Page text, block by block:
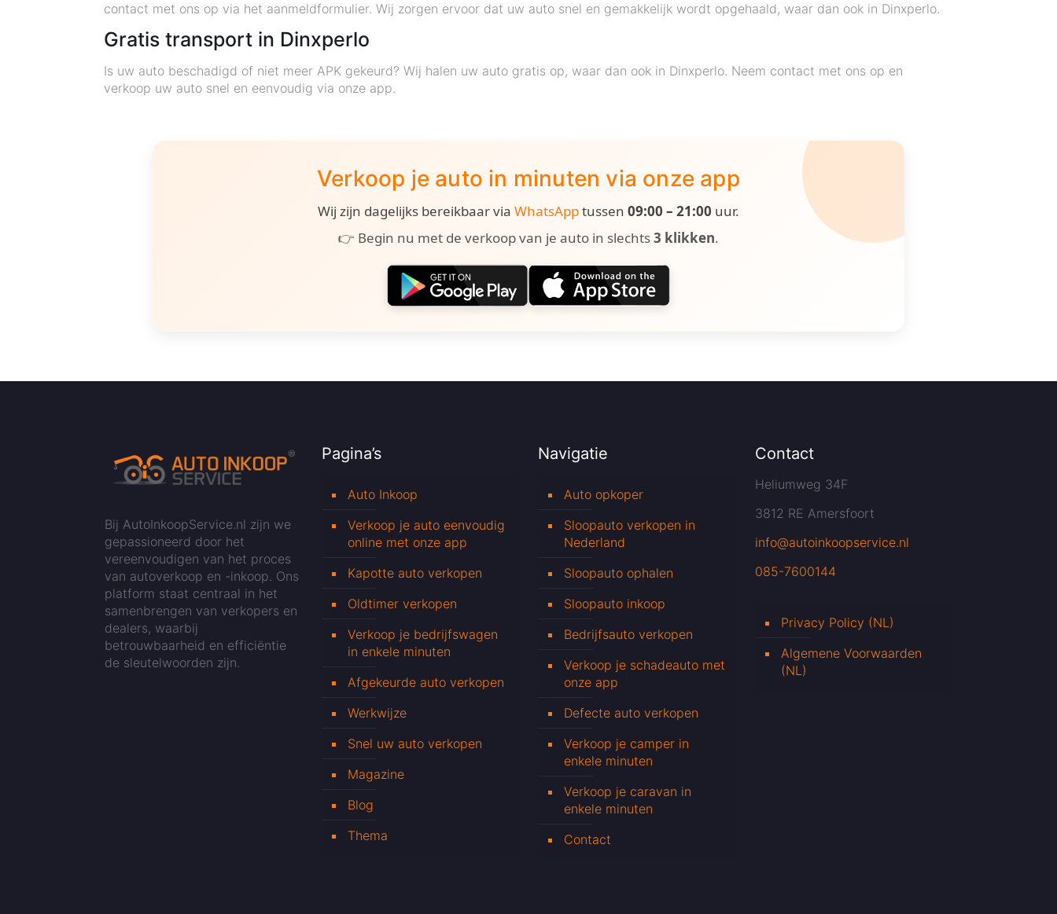
contact met ons op via het aanmeldformulier. Wij zorgen ervoor dat uw auto snel en gemakkelijk wordt opgehaald, waar dan ook in Dinxperlo.
Gratis transport in Dinxperlo
Is uw auto beschadigd of niet meer APK gekeurd? Wij halen uw auto gratis op, waar dan ook in Dinxperlo. Neem contact met ons op en
verkoop uw auto snel en eenvoudig via onze app.
Verkoop je auto in minuten via onze app
Wij zijn dagelijks bereikbaar via WhatsApptussen 09:00 – 21:00 uur.
👉 Begin nu met de verkoop van je auto in slechts3 klikken.
Bij AutoInkoopService.nl zijn we
gepassioneerd door het
vereenvoudigen van het proces
van autoverkoop en -inkoop. Ons
platform staat centraal in het
samenbrengen van verkopers en
dealers, waarbij
betrouwbaarheid en efficiëntie
de sleutelwoorden zijn.
Pagina’s
Auto Inkoop
Verkoop je auto eenvoudig
online met onze app
Kapotte auto verkopen
Oldtimer verkopen
Verkoop je bedrijfswagen
in enkele minuten
Afgekeurde auto verkopen
Werkwijze
Snel uw auto verkopen
Magazine
Blog
Thema
Navigatie
Auto opkoper
Sloopauto verkopen in
Nederland
Sloopauto ophalen
Sloopauto inkoop
Bedrijfsauto verkopen
Verkoop je schadeauto met
onze app
Defecte auto verkopen
Verkoop je camper in
enkele minuten
Verkoop je caravan in
enkele minuten
Contact
Contact
Heliumweg 34F
3812 RE Amersfoort
info@autoinkoopservice.nl
085-7600144
Privacy Policy (NL)
Algemene Voorwaarden
(NL)